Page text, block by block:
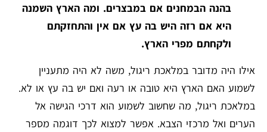
בהנה הבמחנים אם במבצרים. ומה הארץ השמנה
היא אם רזה היש בה עץ אם אין והתחזקתם
ולקחתם מפרי הארץ.
אילו היה מדובר במלאכת ריגול, משה לא היה מתעניין
לשמוע האם הארץ היא טובה או רעה ואם יש בה עץ או לא.
במלאכת ריגול, מה שחשוב לשמוע הוא דרכי הגישה אל
הערים ואל מרכזי הצבא. אפשר למצוא לכך דוגמה מספר